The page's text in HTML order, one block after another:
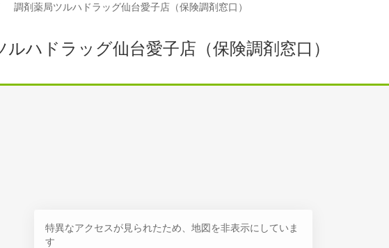
調剤薬局ツルハドラッグ仙台愛子店（保険調剤窓口）
ルハドラッグ仙台愛子店（保険調剤窓口）
特異なアクセスが見られたため、地図を非表示にしていま
す